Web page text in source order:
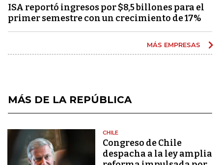
ISA reportó ingresos por $8,5 billones para el
primer semestre con un crecimiento de 17%
MÁS EMPRESAS
MÁS DE LA REPÚBLICA
CHILE
Congreso de Chile
despacha a la ley amplia